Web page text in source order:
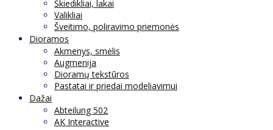
Skiedikliai, lakai
Valikliai
Šveitimo, poliravimo priemonės
Dioramos
Akmenys, smėlis
Augmenija
Dioramų tekstūros
Pastatai ir priedai modeliavimui
Dažai
Abteilung 502
AK Interactive